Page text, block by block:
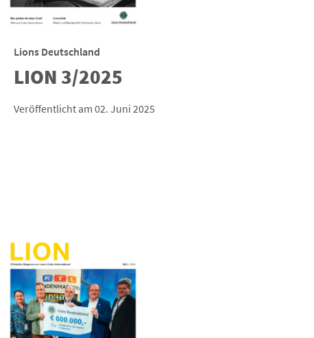
Lions Deutschland
LION 3/2025
Veröffentlicht am 02. Juni 2025